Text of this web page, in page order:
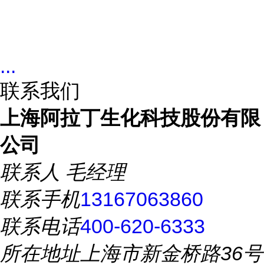
...
联系我们
上海阿拉丁生化科技股份有限
公司
联系人 毛经理
联系手机13167063860
联系电话400-620-6333
所在地址上海市新金桥路36号